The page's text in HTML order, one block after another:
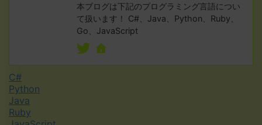
本ブログは下記のプログラミング言語につい
て扱います！ C#、Java、Python、Ruby、
Go、JavaScript
C#
Python
Java
Ruby